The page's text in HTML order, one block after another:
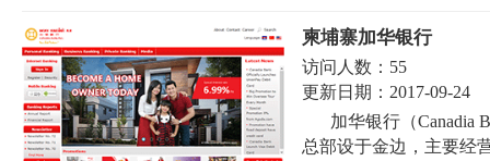
柬埔寨加华银行
访问人数： 55
更新日期： 2017-09-24
加华银行（Canadia
总部设于金边，主要经